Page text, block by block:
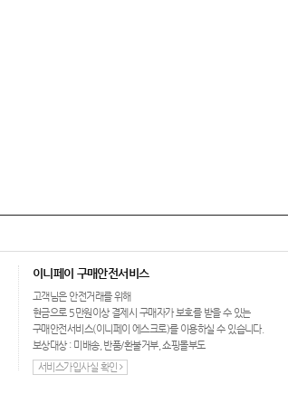
이니페이 구매안전서비스
고객님은 안전거래를 위해
현금으로 5만원이상 결제시 구매자가 보호를 받을 수 있는
구매안전서비스(이니페이 에스크로)를 이용하실 수 있습니다.
보상대상 : 미배송, 반품/환불거부, 쇼핑몰부도
서비스가입사실 확인